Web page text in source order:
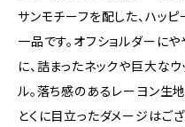
サンモチーフを配した、ハッ
一品です。オフショルダーに
に、詰まったネックや巨大な
ル。落ち感のあるレーヨン生
とくに目立ったダメージはご